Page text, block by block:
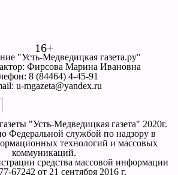
16+
"Усть-Медведицкая газета.ру"
Фирсова Марина Ивановна
8 (84464) 4-45-91
u-mgazeta@yandex.ru
"Усть-Медведицкая газета" 2020г.
Федеральной службой по надзору в
технологий и массовых
коммуникаций.
средства массовой информации
от 21 сентября 2016 г.